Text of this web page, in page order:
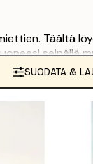
Täältä
seinällä
SUODATA &